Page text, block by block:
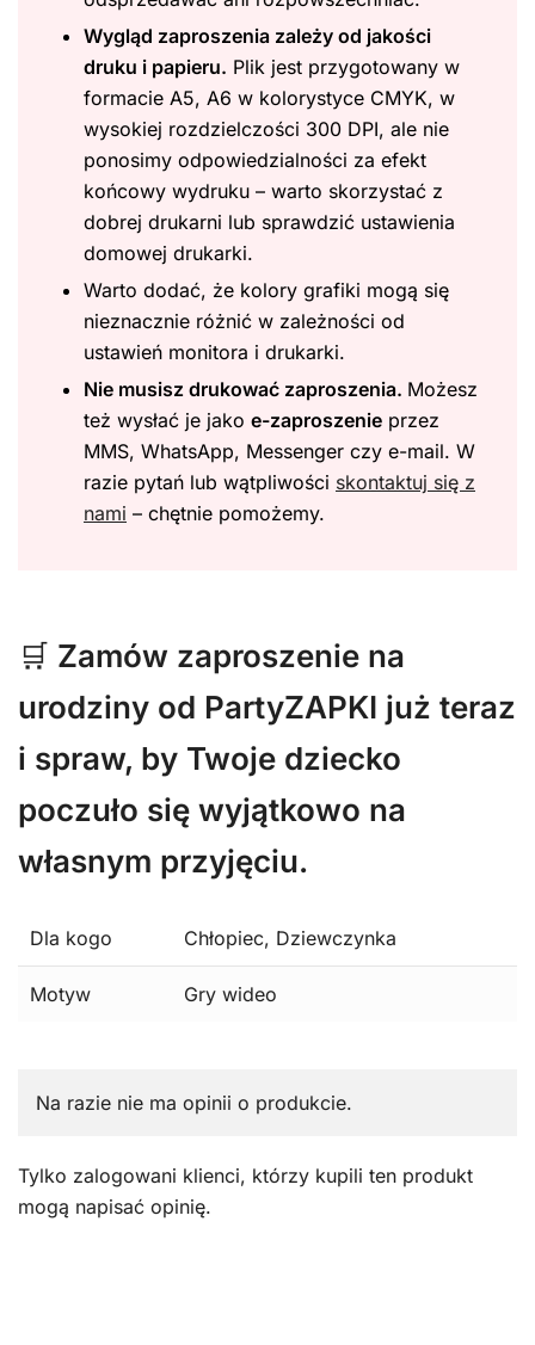
Wygląd zaproszenia zależy od jakości
druku i papieru. Plik jest przygotowany w
formacie A5, A6 w kolorystyce CMYK, w
wysokiej rozdzielczości 300 DPI, ale nie
ponosimy odpowiedzialności za efekt
końcowy wydruku – warto skorzystać z
dobrej drukarni lub sprawdzić ustawienia
domowej drukarki.
Warto dodać, że kolory grafiki mogą się
nieznacznie różnić w zależności od
ustawień monitora i drukarki.
Nie musisz drukować zaproszenia. Możesz
też wysłać je jako e-zaproszenie przez
MMS, WhatsApp, Messenger czy e-mail. W
razie pytań lub wątpliwości skontaktuj się z
nami – chętnie pomożemy.
🛒 Zamów zaproszenie na
urodziny od PartyZAPKI już teraz
i spraw, by Twoje dziecko
poczuło się wyjątkowo na
własnym przyjęciu.
Dla kogo Chłopiec, Dziewczynka
Motyw Gry wideo
Na razie nie ma opinii o produkcie.
Tylko zalogowani klienci, którzy kupili ten produkt
mogą napisać opinię.